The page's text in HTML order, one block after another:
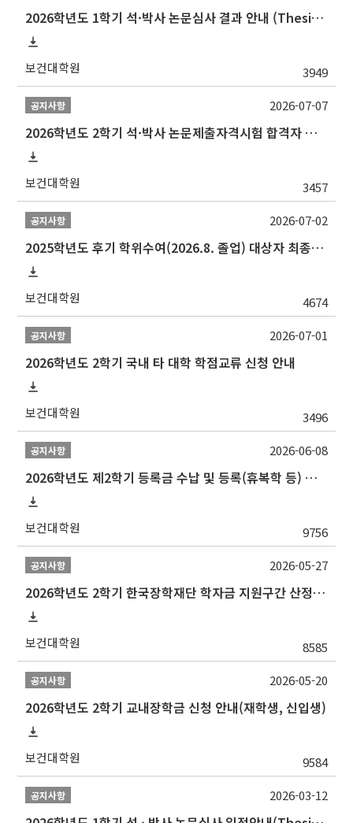
2026학년도 1학기 석·박사 논문심사 결과 안내 (Thesis Defense Result)
보건대학원 3949
공지사항
2026학년도 2학기 석·박사 논문제출자격시험 합격자 공고(TSQ Exam Result)
보건대학원 3457
2026-07-07
공지사항
2025학년도 후기 학위수여(2026.8. 졸업) 대상자 최종인준 논문 제출 안내
보건대학원 4674
2026-07-02
공지사항
2026학년도 2학기 국내 타 대학 학점교류 신청 안내
보건대학원 3496
2026-07-01
공지사항
2026학년도 제2학기 등록금 수납 및 등록(휴복학 등) 일정 안내
보건대학원 9756
2026-06-08
공지사항
2026학년도 2학기 한국장학재단 학자금 지원구간 산정 신청 안내
보건대학원 8585
2026-05-27
공지사항
2026학년도 2학기 교내장학금 신청 안내(재학생, 신입생)
보건대학원 9584
2026-05-20
공지사항 2026-03-12